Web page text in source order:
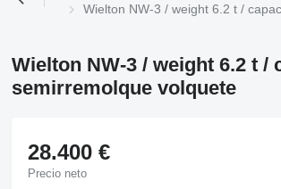
Wielton NW-3 / weight 6.2 t /
Wielton NW-3 / weight 6.2 t
semirremolque volquete
28.400 €
Precio neto